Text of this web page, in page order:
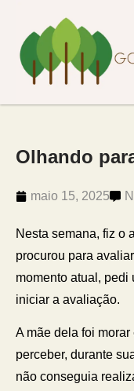
Olhando
maio 15, 2025
Nesta semana, fiz o
procurou para
momento atual, pedi
iniciar a avaliação.
A mãe dela foi
perceber, durante
não conseguia